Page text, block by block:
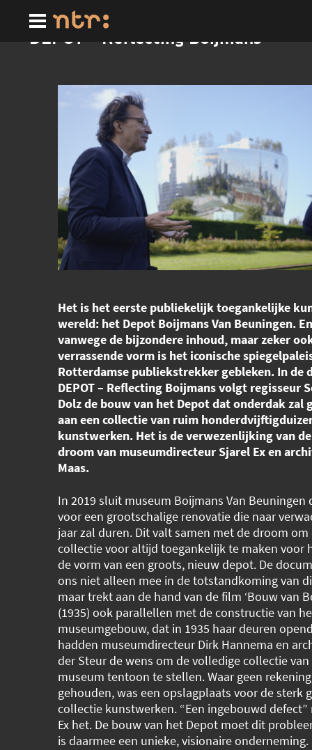
hoofdinhoud
DEPOT – Reflecting Boijmans
Het is het eerste publiekelijk toegankelijke
wereld: het Depot Boijmans Van Beuningen.
vanwege de bijzondere inhoud, maar zeker
verrassende vorm is het iconische
Rotterdamse publiekstrekker gebleken. In de
DEPOT – Reflecting Boijmans volgt regisseur
Dolz de bouw van het Depot dat onderdak zal
aan een collectie van ruim
kunstwerken. Het is de verwezenlijking van
droom van museumdirecteur Sjarel Ex en
Maas.
In 2019 sluit museum Boijmans Van Beuningen
voor een grootschalige renovatie die naar
jaar zal duren. Dit valt samen met de droom om
collectie voor altijd toegankelijk te maken voor
de vorm van een groots, nieuw depot. De
ons niet alleen mee in de totstandkoming van
maar trekt aan de hand van de film ‘Bouw van
(1935) ook parallellen met de constructie van
museumgebouw, dat in 1935 haar deuren
hadden museumdirecteur Dirk Hannema en
der Steur de wens om de volledige collectie
museum tentoon te stellen. Waar geen
gehouden, was een opslagplaats voor de sterk
collectie kunstwerken. “Een ingebouwd
Ex het. De bouw van het Depot moet dit
is daarmee een unieke, visionaire onderneming.